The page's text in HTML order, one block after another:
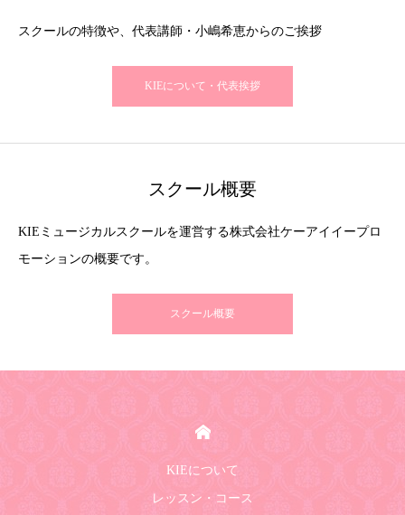
スクールの特徴や、代表講師・小嶋希恵からのご挨拶
KIEについて・代表挨拶
スクール概要
KIEミュージカルスクールを運営する株式会社ケーアイイープロ
モーションの概要です。
スクール概要
KIEについて
レッスン・コース